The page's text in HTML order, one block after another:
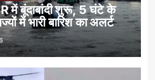
में बूंदाबांदी शुरू, 5 घंटे के
में भारी बारिश का अलर्ट